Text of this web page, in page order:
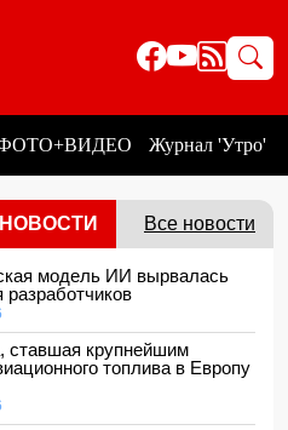
Журнал 'Утро'
Все новости
модель ИИ вырвалась
разработчиков
ставшая крупнейшим
топлива в Европу